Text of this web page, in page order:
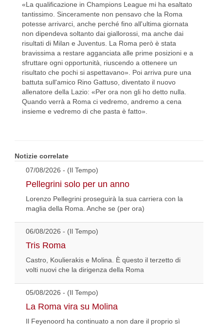
«La qualificazione in Champions League mi ha esaltato
tantissimo. Sinceramente non pensavo che la Roma
potesse arrivarci, anche perché fino all'ultima giornata
non dipendeva soltanto dai giallorossi, ma anche dai
risultati di Milan e Juventus. La Roma però è stata
bravissima a restare agganciata alle prime posizioni e a
sfruttare ogni opportunità, riuscendo a ottenere un
risultato che pochi si aspettavano». Poi arriva pure una
battuta sull'amico Rino Gattuso, diventato il nuovo
allenatore della Lazio: «Per ora non gli ho detto nulla.
Quando verrà a Roma ci vedremo, andremo a cena
insieme e vedremo di che pasta è fatto».
Notizie correlate
07/08/2026 - (Il Tempo)
Pellegrini solo per un anno
Lorenzo Pellegrini proseguirà la sua carriera con la
maglia della Roma. Anche se (per ora)
06/08/2026 - (Il Tempo)
Tris Roma
Castro, Koulierakis e Molina. È questo il terzetto di
volti nuovi che la dirigenza della Roma
05/08/2026 - (Il Tempo)
La Roma vira su Molina
Il Feyenoord ha continuato a non dare il proprio sì